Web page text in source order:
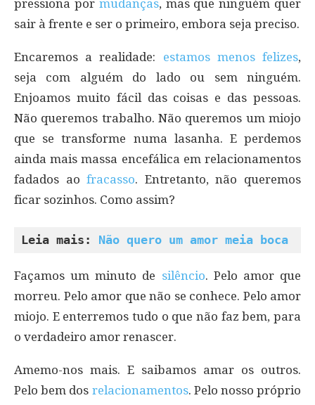
pressiona por mudanças, mas que ninguém quer
sair à frente e ser o primeiro, embora seja preciso.
Encaremos a realidade: estamos menos felizes,
seja com alguém do lado ou sem ninguém.
Enjoamos muito fácil das coisas e das pessoas.
Não queremos trabalho. Não queremos um miojo
que se transforme numa lasanha. E perdemos
ainda mais massa encefálica em relacionamentos
fadados aofracasso. Entretanto, não queremos
ficar sozinhos. Como assim?
Leia mais: Não quero um amor meia boca
Façamos um minuto de silêncio. Pelo amor que
morreu. Pelo amor que não se conhece. Pelo amor
miojo. E enterremos tudo o que não faz bem, para
o verdadeiro amor renascer.
Amemo-nos mais. E saibamos amar os outros.
Pelo bem dos relacionamentos. Pelo nosso próprio